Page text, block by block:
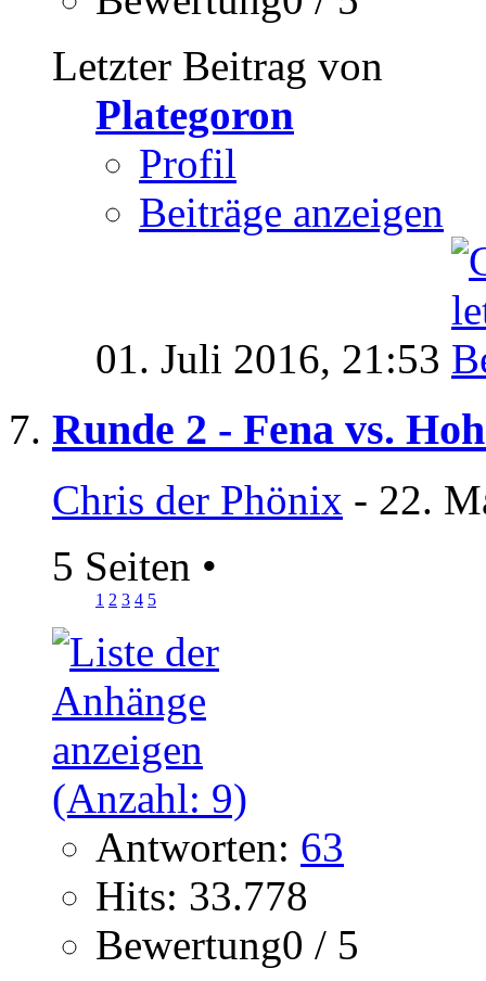
Letzter Beitrag von
Plategoron
Profil
Beiträge anzeigen
01. Juli 2016, 21:53
Runde 2 - Fena vs.
Chris der Phönix - 22.
5 Seiten •
1 2 3 4 5
Antworten: 63
Hits: 33.778
Bewertung0 / 5